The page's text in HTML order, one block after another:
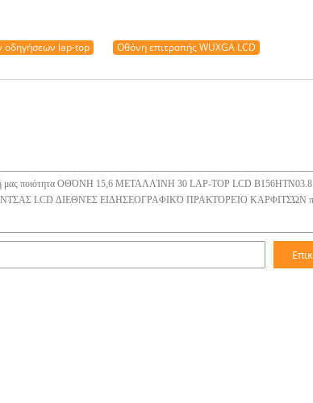
οδηγήσεων lap-top Οθόνη επιτροπής WUXGA LCD